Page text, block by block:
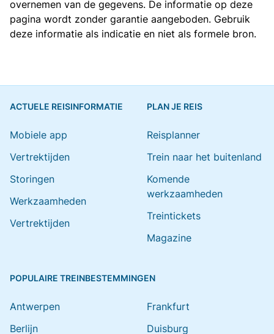
overnemen van de gegevens. De informatie op deze
pagina wordt zonder garantie aangeboden. Gebruik
deze informatie als indicatie en niet als formele bron.
ACTUELE REISINFORMATIE
Mobiele app
Vertrektijden
Storingen
Werkzaamheden
Vertrektijden
PLAN JE REIS
Reisplanner
Trein naar het buitenland
Komende
werkzaamheden
Treintickets
Magazine
POPULAIRE TREINBESTEMMINGEN
Antwerpen
Berlijn
Frankfurt
Duisburg